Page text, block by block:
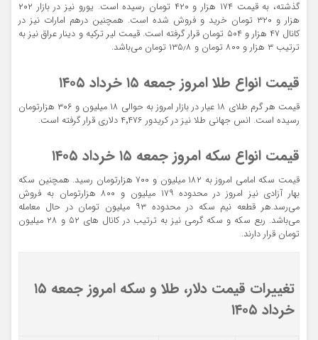
گذشته، به قیمت ۱۷۴ هزار و ۴۲۰ تومان رسیده است. یورو نیز در بازار ‎‎۲۰۲
هزار و ۳۲۰ تومان خرید و فروش شده است. همچنین درهم امارات نیز در
کانال ۴۷ هزار و ۵۰۴ تومان قرار گرفته است. قیمت لیر ترکیه و دینار عراق نیز به
ترتیب ۳ هزار و ۸۰۰ تومان و ۱۳۵٫۸ تومان می‌باشد.
قیمت انواع طلا امروز جمعه ۱۵ خرداد ۱۴۰۵
قیمت هر گرم طلای ۱۸ عیار در بازار امروز به حوالی ‎‎ ۱۸میلیون و ۳۰۶ هزارتومان
رسیده است. انس جهانی طلا نیز در کریدور ۴٬۴۷۶ دلاری قرار گرفته است.
قیمت انواع سکه امروز جمعه ۱۵ خرداد ۱۴۰۵
قیمت سکه امامی امروز به ‎‎‎‎۱۸۲ میلیون و ۷۰۰ هزارتومان رسید. همچنین سکه
بهار آزادی نیز امروز در محدوده ‎‎‎ ۱۷۹میلیون و ۸۰۰ هزارتومان به فروش
می‌رسد.هر قطعه نیم سکه در محدوده ‎‎‎۹۳ میلیون تومان در حال معامله
می‌باشد. ربع سکه و سکه گرمی نیز به ترتیب در کانال های ‎۵۲ و ‎۲۸ میلیون
تومان قرار دارند.
تغییرات قیمت دلار، طلا و سکه امروز جمعه ۱۵
خرداد ۱۴۰۵